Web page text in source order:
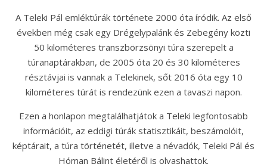
A Teleki Pál emléktúrák története 2000 óta íródik. Az első
években még csak egy Drégelypalánk és Zebegény közti
50 kilométeres transzbörzsönyi túra szerepelt a
túranaptárakban, de 2005 óta 20 és 30 kilométeres
résztávjai is vannak a Telekinek, sőt 2016 óta egy 10
kilométeres túrát is rendezünk ezen a tavaszi napon.
Ezen a honlapon megtalálhatjátok a Teleki legfontosabb
információit, az eddigi túrák statisztikáit, beszámolóit,
képtárait, a túra történetét, illetve a névadók, Teleki Pál és
Hóman Bálint életéről is olvashattok.